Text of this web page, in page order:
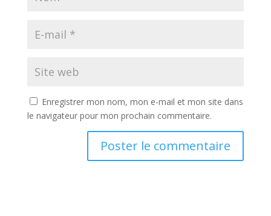
Enregistrer mon nom, mon e-mail et mon site dans
le navigateur pour mon prochain commentaire.